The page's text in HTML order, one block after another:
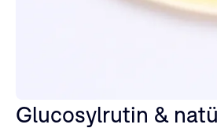
Glucosylrutin &